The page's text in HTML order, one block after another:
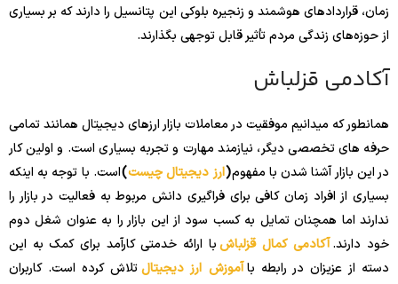
زمان، قراردادهای هوشمند و زنجیره بلوکی این پتانسیل را دارند که بر بسیاری
از حوزه‌های زندگی مردم تأثیر قابل توجهی بگذارند.
آکادمی قزلباش
همانطور که میدانیم موفقیت در معاملات بازار ارزهای دیجیتال همانند تمامی
حرفه های تخصصی دیگر، نیازمند مهارت و تجربه بسیاری است. و اولین کار
در این بازار آشنا شدن با مفهوم(ارز دیجیتال چیست)است. با توجه به اینکه
بسیاری از افراد زمان کافی برای فراگیری دانش مربوط به فعالیت در بازار را
ندارند اما همچنان تمایل به کسب سود از این بازار را به عنوان شغل دوم
خود دارند.آکادمی کمال قزلباشبا ارائه خدمتی کارآمد برای کمک به این
دسته از عزیزان در رابطه باآموزش ارز دیجیتالتلاش کرده است. کاربران